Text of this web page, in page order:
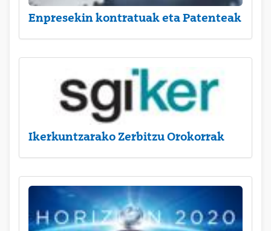
Enpresekin kontratuak eta Patenteak
Ikerkuntzarako Zerbitzu Orokorrak